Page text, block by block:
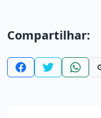
Compartilhar: